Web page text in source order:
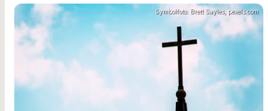
Symbolfoto: Brett Sayles, pexels.com